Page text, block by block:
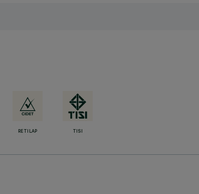
RETILAP TISI